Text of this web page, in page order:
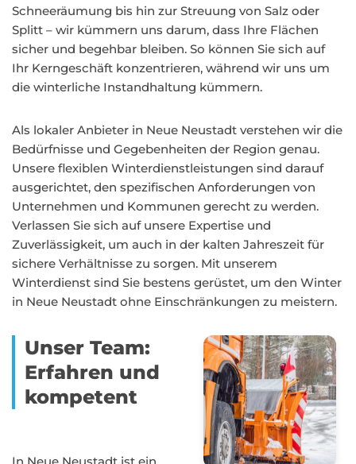
Schneeräumung bis hin zur Streuung von Salz oder
Splitt – wir kümmern uns darum, dass Ihre Flächen
sicher und begehbar bleiben. So können Sie sich auf
Ihr Kerngeschäft konzentrieren, während wir uns um
die winterliche Instandhaltung kümmern.
Als lokaler Anbieter in Neue Neustadt verstehen wir die
Bedürfnisse und Gegebenheiten der Region genau.
Unsere flexiblen Winterdienstleistungen sind darauf
ausgerichtet, den spezifischen Anforderungen von
Unternehmen und Kommunen gerecht zu werden.
Verlassen Sie sich auf unsere Expertise und
Zuverlässigkeit, um auch in der kalten Jahreszeit für
sichere Verhältnisse zu sorgen. Mit unserem
Winterdienst sind Sie bestens gerüstet, um den Winter
in Neue Neustadt ohne Einschränkungen zu meistern.
Unser Team:
Erfahren und
kompetent